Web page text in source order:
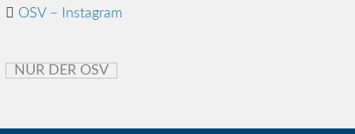
OSV – Instagram
NUR DER OSV